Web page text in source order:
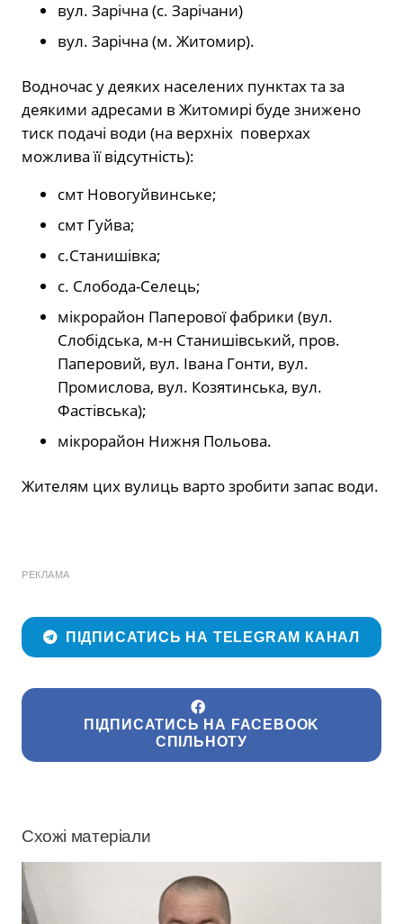
вул. Зарічна (с. Зарічани)
вул. Зарічна (м. Житомир).
Водночас у деяких населених пунктах та за
деякими адресами в Житомирі буде знижено
тиск подачі води (на верхніх поверхах
можлива її відсутність):
смт Новогуйвинське;
смт Гуйва;
с.Станишівка;
с. Слобода-Селець;
мікрорайон Паперової фабрики (вул.
Слобідська, м-н Станишівський, пров.
Паперовий, вул. Івана Гонти, вул.
Промислова, вул. Козятинська, вул.
Фастівська);
мікрорайон Нижня Польова.
Жителям цих вулиць варто зробити запас води.
РЕКЛАМА
ПІДПИСАТИСЬ НА TELEGRAM КАНАЛ
ПІДПИСАТИСЬ НА FACEBOOK
СПІЛЬНОТУ
Схожі матеріали